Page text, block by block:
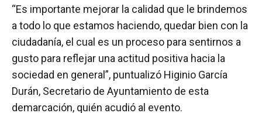
“Es importante mejorar la calidad que le brindemos
a todo lo que estamos haciendo, quedar bien con la
ciudadanía, el cual es un proceso para sentirnos a
gusto para reflejar una actitud positiva hacia la
sociedad en general”, puntualizó Higinio García
Durán, Secretario de Ayuntamiento de esta
demarcación, quién acudió al evento.